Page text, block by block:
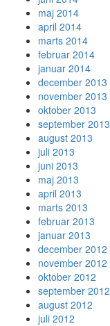
maj 2014
april 2014
marts 2014
februar 2014
januar 2014
december 2013
november 2013
oktober 2013
september 2013
august 2013
juli 2013
juni 2013
maj 2013
april 2013
marts 2013
februar 2013
januar 2013
december 2012
november 2012
oktober 2012
september 2012
august 2012
juli 2012